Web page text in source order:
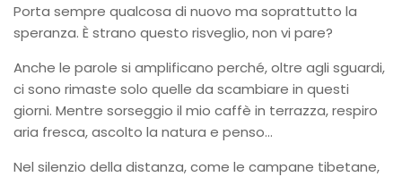
Porta sempre qualcosa di nuovo ma soprattutto la
speranza. È strano questo risveglio, non vi pare?
Anche le parole si amplificano perché, oltre agli sguardi,
ci sono rimaste solo quelle da scambiare in questi
giorni. Mentre sorseggio il mio caffè in terrazza, respiro
aria fresca, ascolto la natura e penso…
Nel silenzio della distanza, come le campane tibetane,